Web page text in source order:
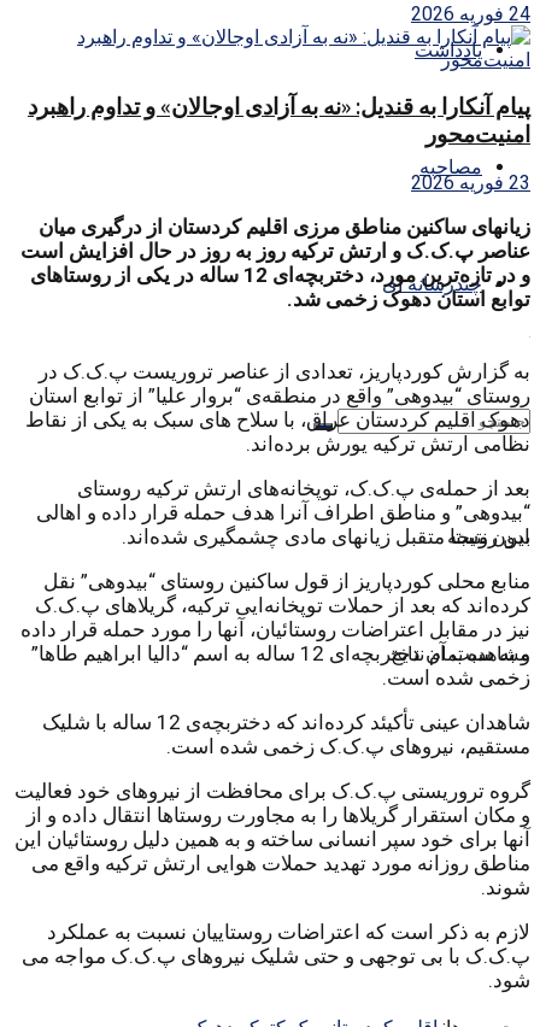
یادداشت
مصاحبه
چندرسانه ای
بدون نتیجه
مشاهده تمام نتایج
24 فوریه 2026
پیام آنکارا به قندیل: «نه به آزادی اوجالان» و تداوم راهبرد
امنیت‌محور
23 فوریه 2026
زیانهای ساکنین مناطق مرزی اقلیم کردستان از درگیری میان
عناصر پ.ک.ک و ارتش ترکیە روز بە روز در حال افزایش است
و در تازەترین مورد، دختربچەای 12 سالە در یکی از روستاهای
توابع استان دهوک زخمی شد.
بە گزارش کوردپاریز، تعدادی از عناصر تروریست پ.ک.ک در
روستای “بیدوهی” واقع در منطقەی “بروار علیا” از توابع استان
دهوک اقلیم کردستان عراق، با سلاح های سبک بە یکی از نقاط
نظامی ارتش ترکیە یورش بردەاند.
بعد از حملەی پ.ک.ک، توپخانەهای ارتش ترکیە روستای
“بیدوهی” و مناطق اطراف آنرا هدف حملە قرار دادە و اهالی
این روستا متقبل زیانهای مادی چشمگیری شدەاند.
منابع محلی کوردپاریز از قول ساکنین روستای “بیدوهی” نقل
کردەاند کە بعد از حملات توپخانەایی ترکیە، گریلاهای پ.ک.ک
نیز در مقابل اعتراضات روستائیان، آنها را مورد حملە قرار دادە
و بە سبب آن دختربچەای 12 سالە بە اسم “دالیا ابراهیم طاها”
زخمی شدە است.
شاهدان عینی تأکیئد کردەاند کە دختربچەی 12 سالە با شلیک
مستقیم، نیروهای پ.ک.ک زخمی شدە است.
گروه تروریستی پ.ک.ک برای محافظت از نیروهای خود فعالیت
و مکان استقرار گریلاها را بە مجاورت روستاها انتقال دادە و از
آنها برای خود سپر انسانی ساخته و بە همین دلیل روستائیان این
مناطق روزانە مورد تهدید حملات هوایی ارتش ترکیە واقع می
شوند.
لازم بە ذکر است کە اعتراضات روستاییان نسبت بە عملکرد
پ.ک.ک با بی توجهی و حتی شلیک نیروهای پ.ک.ک مواجە می
شود.